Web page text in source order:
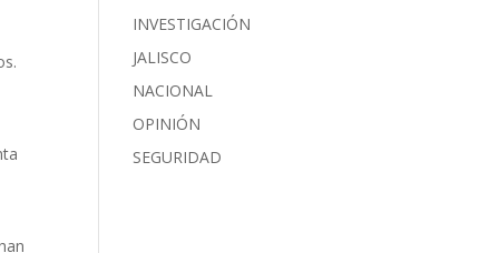
INVESTIGACIÓN
JALISCO
NACIONAL
OPINIÓN
SEGURIDAD